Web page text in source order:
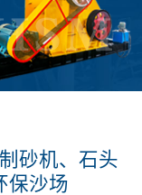
砂机、石头
保沙场